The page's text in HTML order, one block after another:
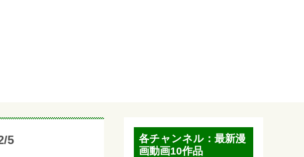
5
各チャンネル：最新漫
画動画10作品